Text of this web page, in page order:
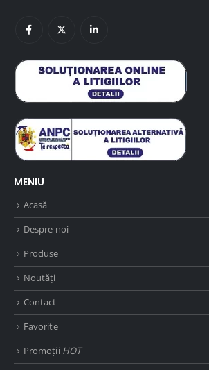
MENIU
Acasă
Despre noi
Produse
Noutăți
Contact
Favorite
Promoții HOT